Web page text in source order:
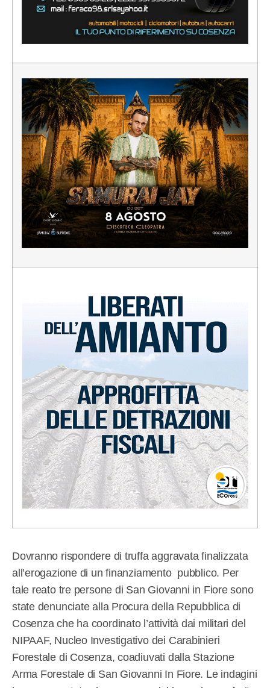
Dovranno rispondere di truffa aggravata finalizzata
all’erogazione di un finanziamento pubblico. Per
tale reato tre persone di San Giovanni in Fiore sono
state denunciate alla Procura della Repubblica di
Cosenza che ha coordinato l’attività dai militari del
NIPAAF, Nucleo Investigativo dei Carabinieri
Forestale di Cosenza, coadiuvati dalla Stazione
Arma Forestale di San Giovanni In Fiore. Le indagini